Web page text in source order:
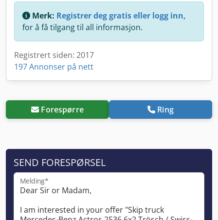
Merk: Registrer deg gratis eller logg inn,
for å få tilgang til all informasjon.
Registrert siden: 2017
197 Annonser på nett
Forespørre Ring
SEND FORESPØRSEL
Melding*